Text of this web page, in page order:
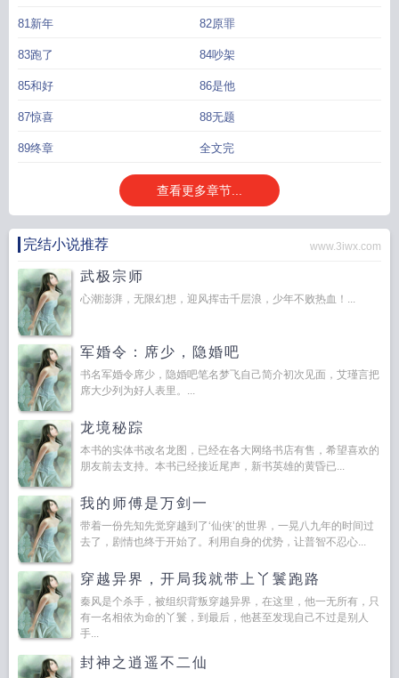
81新年 82原罪
83跑了 84吵架
85和好 86是他
87惊喜 88无题
89终章 全文完
查看更多章节...
完结小说推荐 www.3iwx.com
武极宗师
心潮澎湃，无限幻想，迎风挥击千层浪，少年不败热血！...
军婚令：席少，隐婚吧
书名军婚令席少，隐婚吧笔名梦飞自己简介初次见面，艾瑾言把
席大少列为好人表里。...
龙境秘踪
本书的实体书改名龙图，已经在各大网络书店有售，希望喜欢的
朋友前去支持。本书已经接近尾声，新书英雄的黄昏已...
我的师傅是万剑一
带着一份先知先觉穿越到了‘仙侠’的世界，一晃八九年的时间过
去了，剧情也终于开始了。利用自身的优势，让普智不忍心...
穿越异界，开局我就带上丫鬟跑路
秦风是个杀手，被组织背叛穿越异界，在这里，他一无所有，只
有一名相依为命的丫鬟，到最后，他甚至发现自己不过是别人
手...
封神之逍遥不二仙